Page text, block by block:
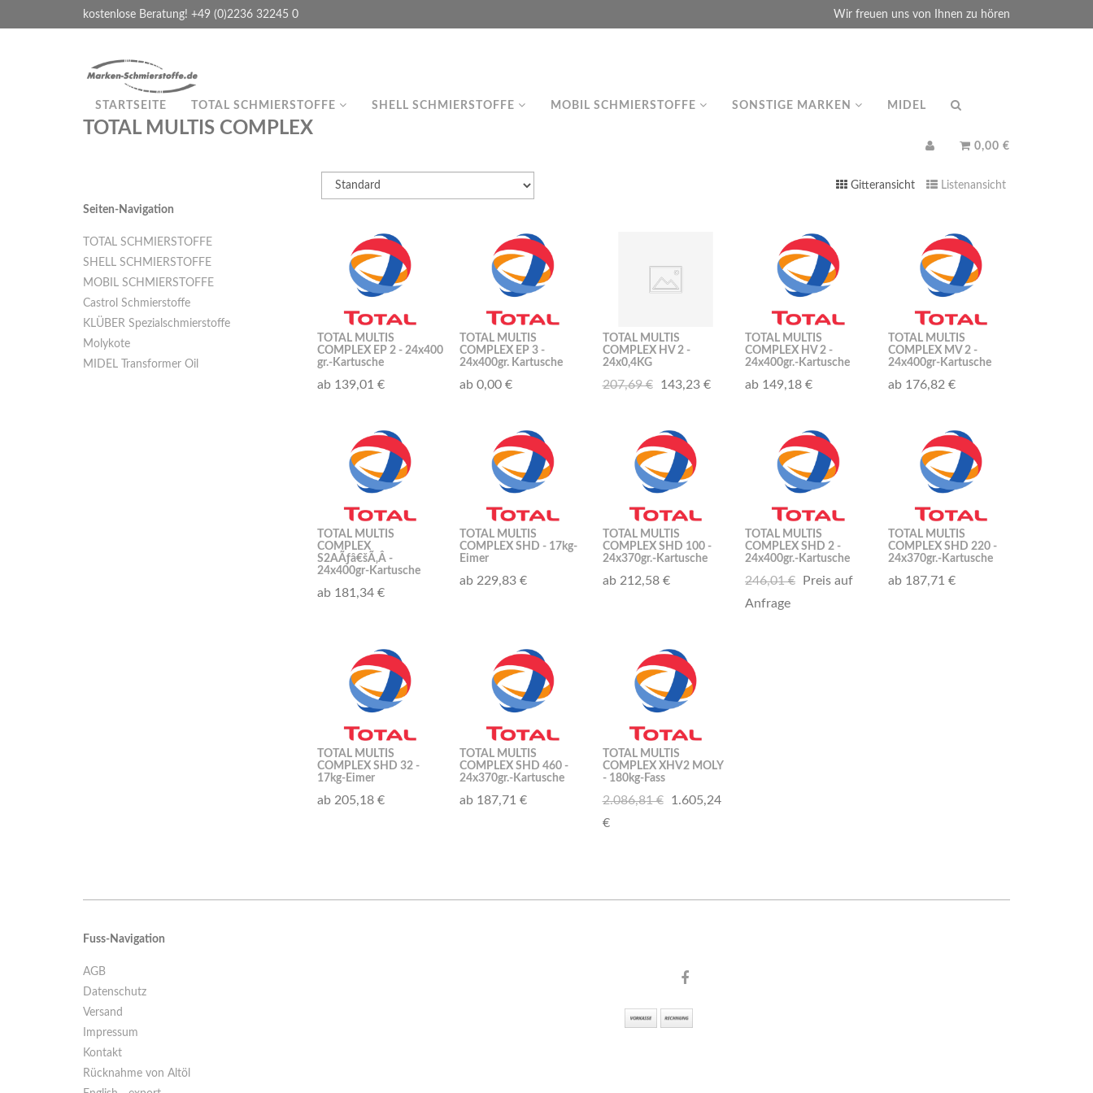
kostenlose Beratung! +49 (0)2236 32245 0 Wir freuen uns von Ihnen zu hören
STARTSEITE TOTAL SCHMIERSTOFFE SHELL SCHMIERSTOFFE MOBIL SCHMIERSTOFFE SONSTIGE MARKEN MIDEL
0,00 €
TOTAL MULTIS COMPLEX
Seiten-Navigation
TOTAL SCHMIERSTOFFE
SHELL SCHMIERSTOFFE
MOBIL SCHMIERSTOFFE
Castrol Schmierstoffe
KLÜBER Spezialschmierstoffe
Molykote
MIDEL Transformer Oil
Gitteransicht Listenansicht
TOTAL MULTIS
COMPLEX EP 2 - 24x400
gr.-Kartusche
ab 139,01 €
TOTAL MULTIS
COMPLEX EP 3 -
24x400gr. Kartusche
ab 0,00 €
TOTAL MULTIS
COMPLEX HV 2 -
24x0,4KG
207,69 € 143,23 €
TOTAL MULTIS
COMPLEX HV 2 -
24x400gr.-Kartusche
ab 149,18 €
TOTAL MULTIS
COMPLEX MV 2 -
24x400gr-Kartusche
ab 176,82 €
TOTAL MULTIS
COMPLEX
S2AÃƒâ€šÃ‚Â -
24x400gr-Kartusche
ab 181,34 €
TOTAL MULTIS
COMPLEX SHD - 17kg-
Eimer
ab 229,83 €
TOTAL MULTIS
COMPLEX SHD 100 -
24x370gr.-Kartusche
ab 212,58 €
TOTAL MULTIS
COMPLEX SHD 2 -
24x400gr.-Kartusche
246,01 €
Preis auf
Anfrage
TOTAL MULTIS
COMPLEX SHD 220 -
24x370gr.-Kartusche
ab 187,71 €
TOTAL MULTIS
COMPLEX SHD 32 -
17kg-Eimer
ab 205,18 €
TOTAL MULTIS
COMPLEX SHD 460 -
24x370gr.-Kartusche
ab 187,71 €
TOTAL MULTIS
COMPLEX XHV2 MOLY
- 180kg-Fass
2.086,81 €
1.605,24
€
Fuss-Navigation
AGB
Datenschutz
Versand
Impressum
Kontakt
Rücknahme von Altöl